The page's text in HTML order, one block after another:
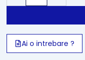
Comac
Vispa
Ai o intrebare ?